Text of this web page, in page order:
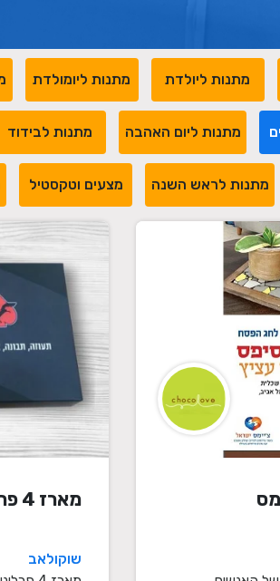
מתנות ליולדת מתנות ליומולדת
מתנות ליום האהבה מתנות לבידוד
מתנות לראש השנה מצעים וטקסטיל
מארז 4 פרלינים עם מיתוג שלכם
שוקולאב